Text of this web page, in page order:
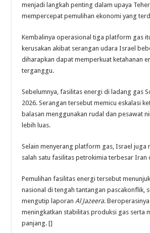
menjadi langkah penting dalam upaya
mempercepat pemulihan ekonomi yang
Kembalinya operasional tiga platform gas
kerusakan akibat serangan udara Israel
diharapkan dapat memperkuat ketahanan
terganggu.
Sebelumnya, fasilitas energi di ladang gas
2026. Serangan tersebut memicu eskalasi
balasan menggunakan rudal dan pesawat
lebih luas.
Selain menyerang platform gas, Israel juga
salah satu fasilitas petrokimia terbesar Iran
Pemulihan fasilitas energi tersebut
nasional di tengah tantangan pascakonflik,
mengutip laporan Al Jazeera.
meningkatkan stabilitas produksi gas serta
panjang. []